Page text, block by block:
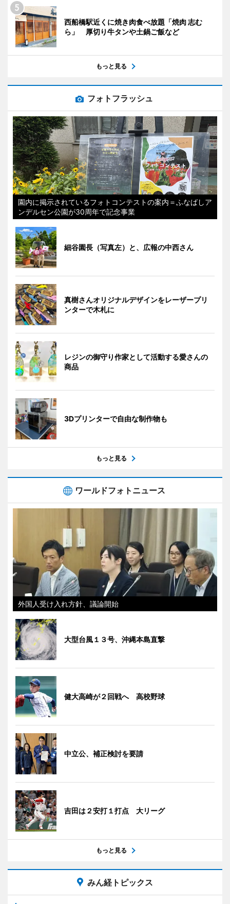
西船橋駅近くに焼き肉食べ放題「焼肉 志む
ら」 厚切り牛タンや土鍋ご飯など
もっと見る
フォトフラッシュ
園内に掲示されているフォトコンテストの案内＝ふなばしア
ンデルセン公園が30周年で記念事業
細谷園長（写真左）と、広報の中西さん
真樹さんオリジナルデザインをレーザープリ
ンターで木札に
レジンの御守り作家として活動する愛さんの
商品
3Dプリンターで自由な制作物も
もっと見る
ワールドフォトニュース
外国人受け入れ方針、議論開始
大型台風１３号、沖縄本島直撃
健大高崎が２回戦へ 高校野球
中立公、補正検討を要請
吉田は２安打１打点 大リーグ
もっと見る
みん経トピックス